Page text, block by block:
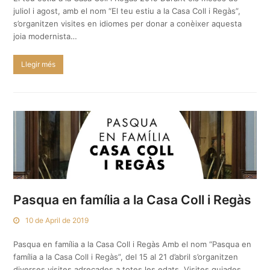
juliol i agost, amb el nom “El teu estiu a la Casa Coll i Regàs”,
s’organitzen visites en idiomes per donar a conèixer aquesta
joia modernista…
Llegir més
Pasqua en família a la Casa Coll i Regàs
10 de April de 2019
Pasqua en família a la Casa Coll i Regàs Amb el nom “Pasqua en
família a la Casa Coll i Regàs”, del 15 al 21 d’abril s’organitzen